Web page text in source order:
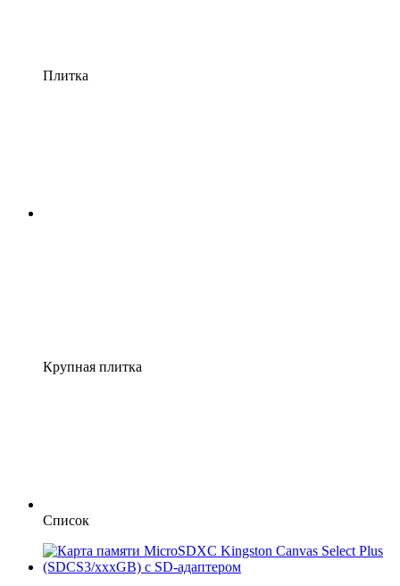
Плитка
Крупная плитка
Список